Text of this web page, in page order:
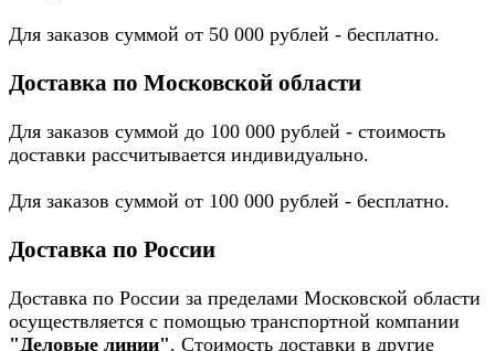
Для заказов суммой от 50 000 рублей - бесплатно.
Доставка по Московской области
Для заказов суммой до 100 000 рублей - стоимость
доставки рассчитывается индивидуально.
Для заказов суммой от 100 000 рублей - бесплатно.
Доставка по России
Доставка по России за пределами Московской области
осуществляется с помощью транспортной компании
"Деловые линии". Стоимость доставки в другие